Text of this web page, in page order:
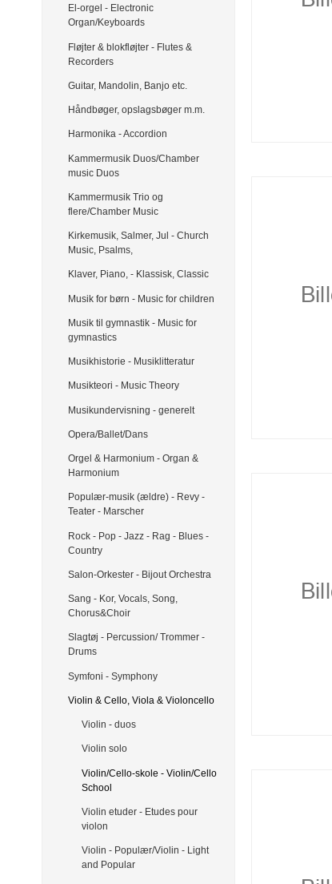
El-orgel - Electronic
Organ/Keyboards
Fløjter & blokfløjter - Flutes &
Recorders
Guitar, Mandolin, Banjo etc.
Håndbøger, opslagsbøger m.m.
Harmonika - Accordion
Kammermusik Duos/Chamber
music Duos
Kammermusik Trio og
flere/Chamber Music
Kirkemusik, Salmer, Jul - Church
Music, Psalms,
Klaver, Piano, - Klassisk, Classic
Musik for børn - Music for children
Musik til gymnastik - Music for
gymnastics
Musikhistorie - Musiklitteratur
Musikteori - Music Theory
Musikundervisning - generelt
Opera/Ballet/Dans
Orgel & Harmonium - Organ &
Harmonium
Populær-musik (ældre) - Revy -
Teater - Marscher
Rock - Pop - Jazz - Rag - Blues -
Country
Salon-Orkester - Bijout Orchestra
Sang - Kor, Vocals, Song,
Chorus&Choir
Slagtøj - Percussion/ Trommer -
Drums
Symfoni - Symphony
Violin & Cello, Viola & Violoncello
Violin - duos
Violin solo
Violin/Cello-skole - Violin/Cello
School
Violin etuder - Etudes pour
violon
Violin - Populær/Violin - Light
and Popular